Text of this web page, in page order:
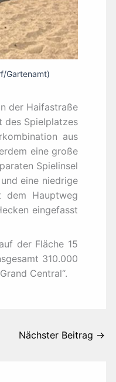
Gartenamt)
der Haifastraße
des Spielplatzes
aus
eine große
Spielinsel
eine niedrige
dem Hauptweg
eingefasst
der Fläche 15
310.000
Central“.
Nächster Beitrag →